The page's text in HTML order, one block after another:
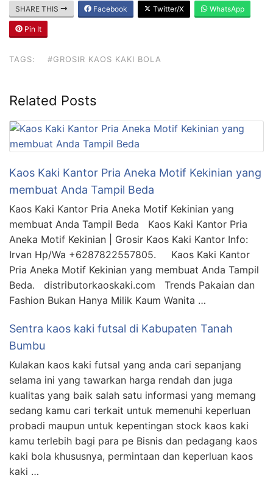
SHARE THIS Facebook Twitter/X WhatsApp
Pin It
TAGS: #GROSIR KAOS KAKI BOLA
Related Posts
Kaos Kaki Kantor Pria Aneka Motif Kekinian yang
membuat Anda Tampil Beda
Kaos Kaki Kantor Pria Aneka Motif Kekinian yang
membuat Anda Tampil Beda Kaos Kaki Kantor Pria
Aneka Motif Kekinian | Grosir Kaos Kaki Kantor Info:
Irvan Hp/Wa +6287822557805. Kaos Kaki Kantor
Pria Aneka Motif Kekinian yang membuat Anda Tampil
Beda. distributorkaoskaki.com Trends Pakaian dan
Fashion Bukan Hanya Milik Kaum Wanita …
Sentra kaos kaki futsal di Kabupaten Tanah
Bumbu
Kulakan kaos kaki futsal yang anda cari sepanjang
selama ini yang tawarkan harga rendah dan juga
kualitas yang baik salah satu informasi yang memang
sedang kamu cari terkait untuk memenuhi keperluan
probadi maupun untuk kepentingan stock kaos kaki
kamu terlebih bagi para pe Bisnis dan pedagang kaos
kaki bola khususnya, permintaan dan keperluan kaos
kaki …